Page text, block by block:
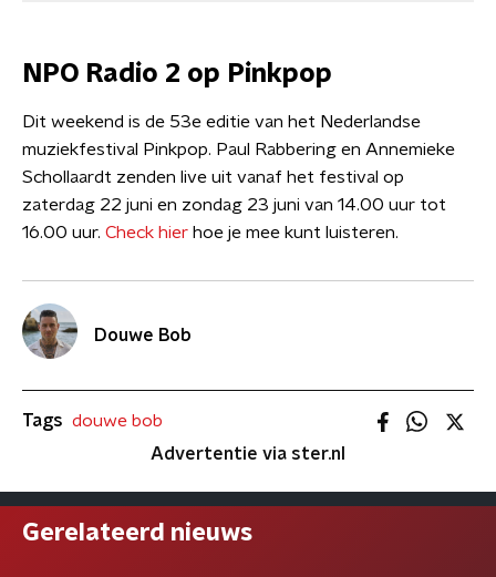
NPO Radio 2 op Pinkpop
Dit weekend is de 53e editie van het Nederlandse
muziekfestival Pinkpop. Paul Rabbering en Annemieke
Schollaardt zenden live uit vanaf het festival op
zaterdag 22 juni en zondag 23 juni van 14.00 uur tot
16.00 uur. Check hier hoe je mee kunt luisteren.
Douwe Bob
Tags douwe bob
Advertentie via ster.nl
Gerelateerd nieuws